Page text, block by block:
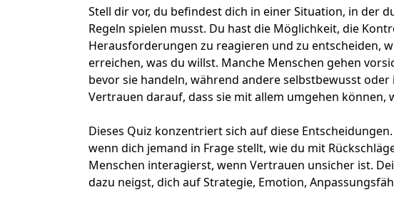
Stell dir vor, du befindest dich in einer Situation, in der
Regeln spielen musst. Du hast die Möglichkeit, die
Herausforderungen zu reagieren und zu entscheiden,
erreichen, was du willst. Manche Menschen gehen
bevor sie handeln, während andere selbstbewusst
Vertrauen darauf, dass sie mit allem umgehen können,
Dieses Quiz konzentriert sich auf diese
wenn dich jemand in Frage stellt, wie du mit
Menschen interagierst, wenn Vertrauen unsicher ist.
dazu neigst, dich aufStrategie, Emotion,